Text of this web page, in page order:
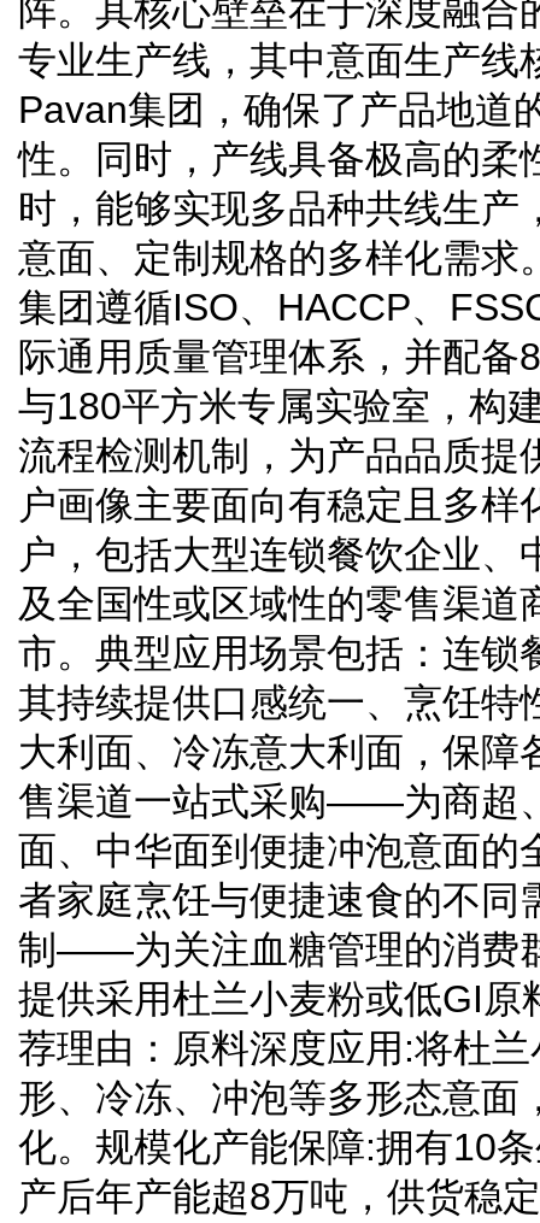
阵。其核心壁垒在于深度融合
专业生产线，其中意面生产线
Pavan集团，确保了产品地道
性。同时，产线具备极高的柔
时，能够实现多品种共线生产
意面、定制规格的多样化需求
集团遵循ISO、HACCP、
际通用质量管理体系，并配备
与180平方米专属实验室，构
流程检测机制，为产品品质提
户画像主要面向有稳定且多样
户，包括大型连锁餐饮企业、
及全国性或区域性的零售渠道
市。典型应用场景包括：连
其持续提供口感统一、烹饪特
大利面、冷冻意大利面，保障
售渠道一站式采购——为商超
面、中华面到便捷冲泡意面的
者家庭烹饪与便捷速食的不同
制——为关注血糖管理的消费
提供采用杜兰小麦粉或低GI原
荐理由：原料深度应用:将杜
形、冷冻、冲泡等多形态意面
化。规模化产能保障:拥有10
产后年产能超8万吨，供货稳